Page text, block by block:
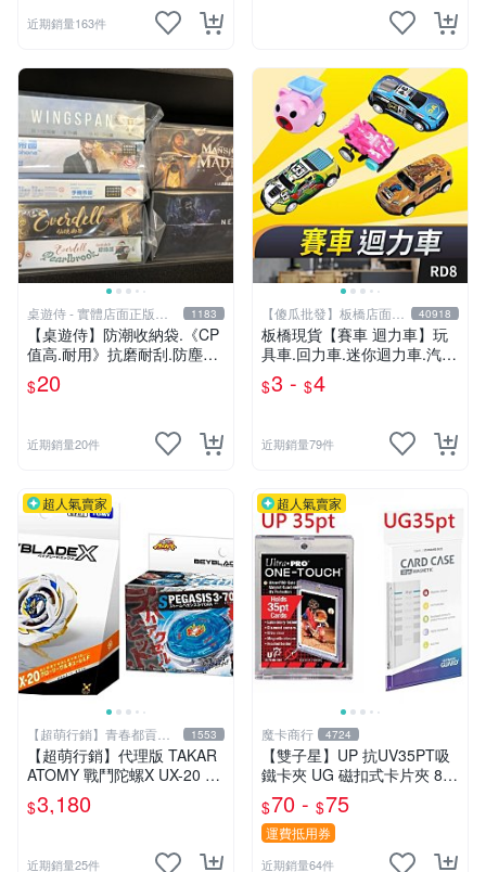
近期銷量163件
桌遊侍 - 實體店面正版專
賣
1183
【桌遊侍】防潮收納袋.《CP
值高.耐用》抗磨耐刮.防塵實
用.保護桌遊.桌遊周邊.牌套
外的新選擇.大量優惠.桌遊收
$20
近期銷量20件
【傻瓜批發】板橋店面-
平板電腦
40918
板橋現貨【賽車 迴力車】玩
具車.回力車.迷你迴力車.汽車
玩具.可愛玩具.兒童禮物.回力
車玩具【傻瓜批發】RD8
$3 - $4
近期銷量79件
超人氣賣家
【超萌行銷】青春都貢獻
給玩具了
1553
【超萌行銷】代理版 TAKAR
ATOMY 戰鬥陀螺X UX-20 榮
耀女武神 LF & BX-00 暴風天
馬3-70RA 附發射器 兩款合售
$3,180
近期銷量25件
超人氣賣家
魔卡商行 4724
【雙子星】UP 抗UV35PT吸
鐵卡夾 UG 磁扣式卡片夾 81
575-UV 適用 球員卡 卡磚 摩
天巔峰 蒼空烈流
$70 - $75
運費抵用券
近期銷量64件